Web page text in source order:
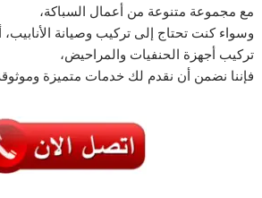
مع مجموعة متنوعة من أعمال السباكة،
وسواء كنت تحتاج إلى تركيب وصيانة الأنابيب،
تركيب أجهزة الحنفيات والمراحيض،
فإننا نضمن أن نقدم لك خدمات متميزة